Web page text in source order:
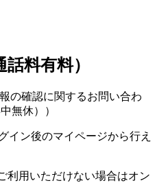
料有料）
の確認に関するお問い合わ
無休））
イン後のマイページから行え
利用いただけない場合はオン